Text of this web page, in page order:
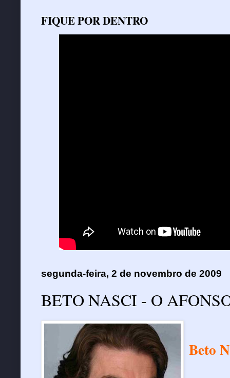
FIQUE POR DENTRO
segunda-feira, 2 de novembro de 2009
BETO NASCI - O
Beto